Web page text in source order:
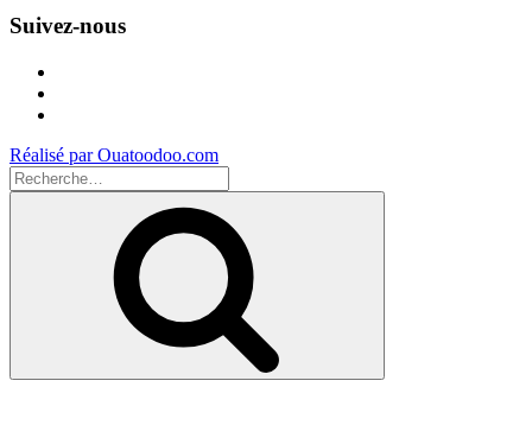
Suivez-nous
Réalisé par Ouatoodoo.com
Recherche
pour